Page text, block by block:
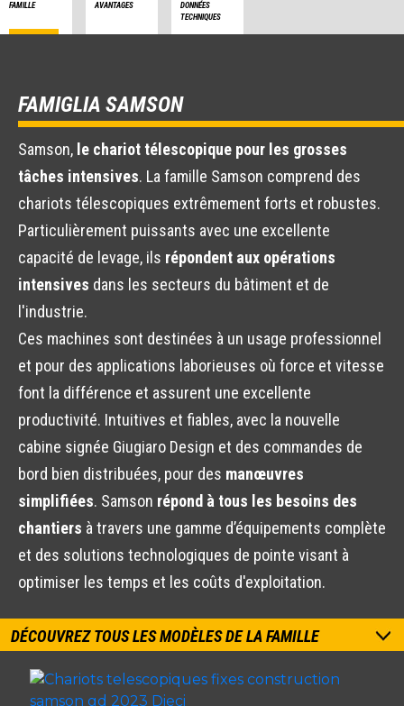
FAMILLE AVANTAGES
DONNÉES
TECHNIQUES
FAMIGLIA SAMSON
Samson, le chariot télescopique pour les grosses
tâches intensives. La famille Samson comprend des
chariots télescopiques extrêmement forts et robustes.
Particulièrement puissants avec une excellente
capacité de levage, ils répondent aux opérations
intensives dans les secteurs du bâtiment et de
l'industrie.
Ces machines sont destinées à un usage professionnel
et pour des applications laborieuses où force et vitesse
font la différence et assurent une excellente
productivité. Intuitives et fiables, avec la nouvelle
cabine signée Giugiaro Design et des commandes de
bord bien distribuées, pour des manœuvres
simplifiées. Samson répond à tous les besoins des
chantiers à travers une gamme d’équipements complète
et des solutions technologiques de pointe visant à
optimiser les temps et les coûts d'exploitation.
DÉCOUVREZ TOUS LES MODÈLES DE LA FAMILLE